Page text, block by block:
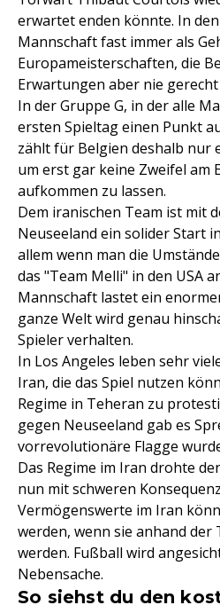
erwartet enden könnte. In
Mannschaft fast immer als
Europameisterschaften, die
Erwartungen aber nie
In der Gruppe G, in der alle
ersten Spieltag einen Punkt
zählt für Belgien deshalb nur
um erst gar keine Zweifel am
aufkommen zu lassen.
Dem iranischen Team ist mit
Neuseeland ein solider Start
allem wenn man die
das "Team Melli" in den USA
Mannschaft lastet ein
ganze Welt wird genau
Spieler verhalten.
In Los Angeles leben sehr
Iran, die das Spiel nutzen
Regime in Teheran zu
gegen Neuseeland gab es
vorrevolutionäre Flagge
Das Regime im Iran drohte
nun mit schweren
Vermögenswerte im Iran
werden, wenn sie anhand
werden. Fußball wird
Nebensache.
So siehst du den